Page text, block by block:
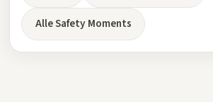
Alle Safety Moments